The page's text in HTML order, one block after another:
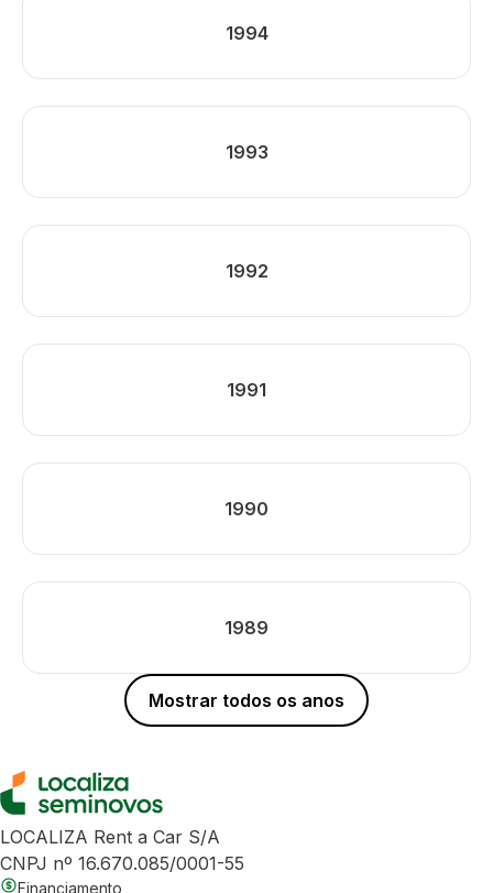
1994
1993
1992
1991
1990
1989
Mostrar todos os anos
LOCALIZA Rent a Car S/A
CNPJ nº 16.670.085/0001-55
Financiamento